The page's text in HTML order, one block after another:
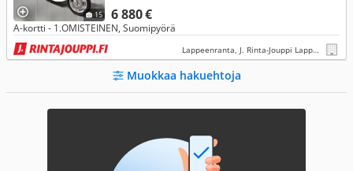
15 6 880 €
A-kortti - 1.OMISTEINEN, Suomipyörä
Lappeenranta, J. Rinta-Jouppi Lappeenranta
Muokkaa hakuehtoja